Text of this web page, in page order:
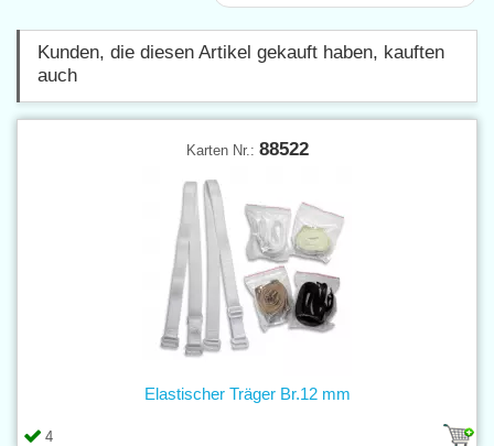
Kunden, die diesen Artikel gekauft haben, kauften
auch
Karten Nr.: 88522
4
Elastischer Träger Br.12 mm